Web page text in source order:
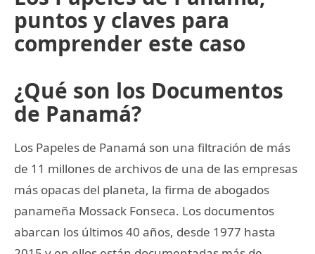
puntos y claves para
comprender este caso
¿Qué son los Documentos
de Panamá?
Los Papeles de Panamá son una filtración de más
de 11 millones de archivos de una de las empresas
más opacas del planeta, la firma de abogados
panameña Mossack Fonseca. Los documentos
abarcan los últimos 40 años, desde 1977 hasta